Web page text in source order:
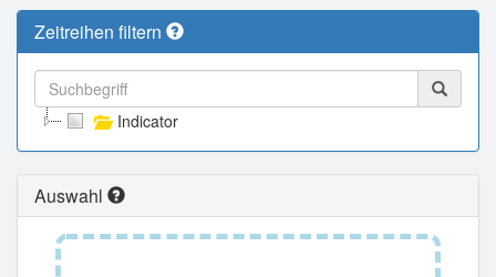
Zeitreihen filtern
Indicator
Auswahl